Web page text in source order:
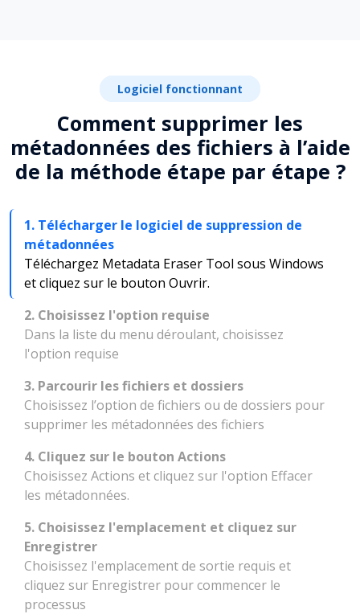
Logiciel fonctionnant
Comment supprimer les
métadonnées des fichiers à l’aide
de la méthode étape par étape ?
1. Télécharger le logiciel de suppression de
métadonnées
Téléchargez Metadata Eraser Tool sous Windows
et cliquez sur le bouton Ouvrir.
2. Choisissez l'option requise
Dans la liste du menu déroulant, choisissez
l'option requise
3. Parcourir les fichiers et dossiers
Choisissez l’option de fichiers ou de dossiers pour
supprimer les métadonnées des fichiers
4. Cliquez sur le bouton Actions
Choisissez Actions et cliquez sur l'option Effacer
les métadonnées.
5. Choisissez l'emplacement et cliquez sur
Enregistrer
Choisissez l'emplacement de sortie requis et
cliquez sur Enregistrer pour commencer le
processus